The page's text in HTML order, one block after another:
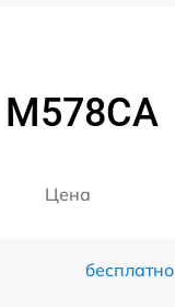
Цена
бесплатно